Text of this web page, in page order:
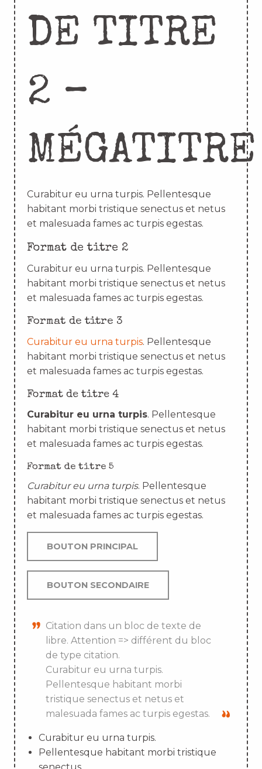
DE TITRE
2 –
MÉGATITRE
Curabitur eu urna turpis. Pellentesque
habitant morbi tristique senectus et netus
et malesuada fames ac turpis egestas.
Format de titre 2
Curabitur eu urna turpis. Pellentesque
habitant morbi tristique senectus et netus
et malesuada fames ac turpis egestas.
Format de titre 3
Curabitur eu urna turpis. Pellentesque
habitant morbi tristique senectus et netus
et malesuada fames ac turpis egestas.
Format de titre 4
Curabitur eu urna turpis. Pellentesque
habitant morbi tristique senectus et netus
et malesuada fames ac turpis egestas.
Format de titre 5
Curabitur eu urna turpis. Pellentesque
habitant morbi tristique senectus et netus
et malesuada fames ac turpis egestas.
BOUTON PRINCIPAL
BOUTON SECONDAIRE
Citation dans un bloc de texte de
libre. Attention => différent du bloc
de type citation.
Curabitur eu urna turpis.
Pellentesque habitant morbi
tristique senectus et netus et
malesuada fames ac turpis egestas.
Curabitur eu urna turpis.
Pellentesque habitant morbi tristique